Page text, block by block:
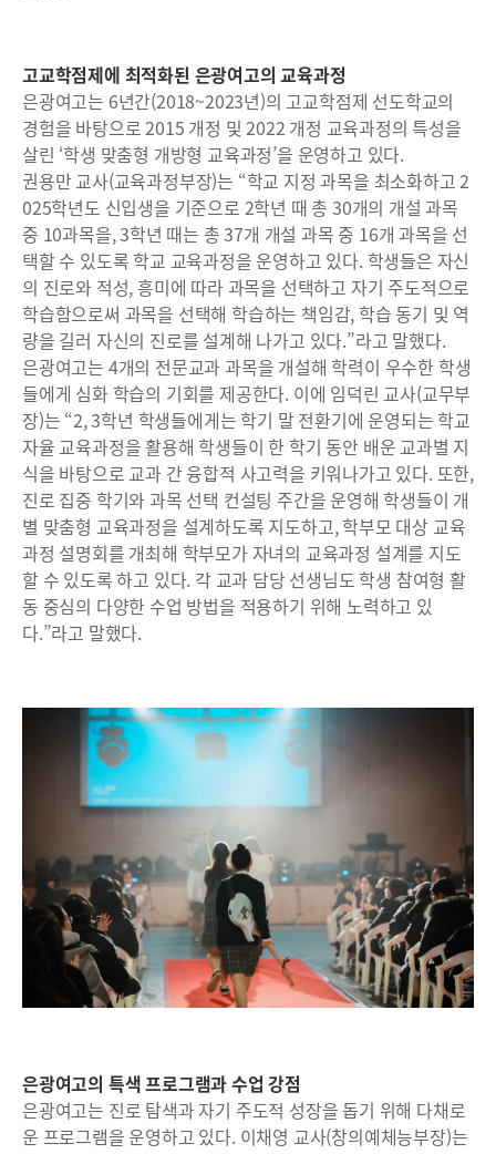
고교학점제에 최적화된 은광여고의 교육과정
은광여고는 6년간(2018~2023년)의 고교학점제 선도학교의
경험을 바탕으로 2015 개정 및 2022 개정 교육과정의 특성을
살린 ‘학생 맞춤형 개방형 교육과정’을 운영하고 있다.
권용만 교사(교육과정부장)는 “학교 지정 과목을 최소화하고 2
025학년도 신입생을 기준으로 2학년 때 총 30개의 개설 과목
중 10과목을, 3학년 때는 총 37개 개설 과목 중 16개 과목을 선
택할 수 있도록 학교 교육과정을 운영하고 있다. 학생들은 자신
의 진로와 적성, 흥미에 따라 과목을 선택하고 자기 주도적으로
학습함으로써 과목을 선택해 학습하는 책임감, 학습 동기 및 역
량을 길러 자신의 진로를 설계해 나가고 있다.”라고 말했다.
은광여고는 4개의 전문교과 과목을 개설해 학력이 우수한 학생
들에게 심화 학습의 기회를 제공한다. 이에 임덕린 교사(교무부
장)는 “2, 3학년 학생들에게는 학기 말 전환기에 운영되는 학교
자율 교육과정을 활용해 학생들이 한 학기 동안 배운 교과별 지
식을 바탕으로 교과 간 융합적 사고력을 키워나가고 있다. 또한,
진로 집중 학기와 과목 선택 컨설팅 주간을 운영해 학생들이 개
별 맞춤형 교육과정을 설계하도록 지도하고, 학부모 대상 교육
과정 설명회를 개최해 학부모가 자녀의 교육과정 설계를 지도
할 수 있도록 하고 있다. 각 교과 담당 선생님도 학생 참여형 활
동 중심의 다양한 수업 방법을 적용하기 위해 노력하고 있
다.”라고 말했다.
은광여고의 특색 프로그램과 수업 강점
은광여고는 진로 탐색과 자기 주도적 성장을 돕기 위해 다채로
운 프로그램을 운영하고 있다. 이채영 교사(창의예체능부장)는